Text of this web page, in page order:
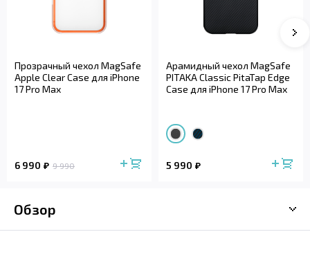
Прозрачный чехол MagSafe
Apple Clear Case для iPhone
17 Pro Max
6 990 9 990
Арамидный чехол MagSafe
PITAKA Classic PitaTap Edge
Case для iPhone 17 Pro Max
5 990
Обзор